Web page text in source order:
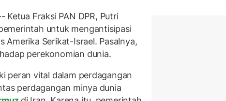
Ketua Fraksi PAN DPR, Putri
untuk mengantisipasi
Amerika Serikat-Israel. Pasalnya,
perekonomian dunia.
peran vital dalam perdagangan
perdagangan minya dunia